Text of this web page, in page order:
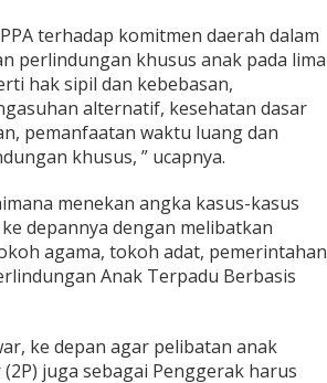
terhadap komitmen daerah dalam
perlindungan khusus anak pada lima
hak sipil dan kebebasan,
alternatif, kesehatan dasar
pemanfaatan waktu luang dan
khusus, ” ucapnya.
menekan angka kasus-kasus
depannya dengan melibatkan
agama, tokoh adat, pemerintahan
Anak Terpadu Berbasis
ke depan agar pelibatan anak
juga sebagai Penggerak harus